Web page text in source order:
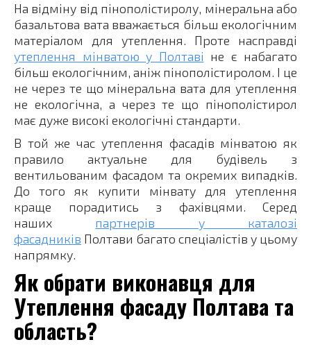
На відміну від пінополістиролу, мінеральна або
базальтова вата вважається більш екологічним
матеріалом для утеплення. Проте насправді
утеплення мінватою у Полтаві не є набагато
більш екологічним, аніж пінополістиролом. І це
не через те що мінеральна вата для утеплення
не екологічна, а через те що пінополістирол
має дуже високі екологічні стандарти.
В той же час утеплення фасадів мінватою як
правило актуальне для будівель з
вентильованим фасадом та окремих випадків.
До того як купити мінвату для утеплення
краще порадитись з фахівцями. Серед
наших партнерів у каталозі
фасадників Полтави багато спеціалістів у цьому
напрямку.
Як обрати виконавця для
Утеплення фасаду Полтава та
область?